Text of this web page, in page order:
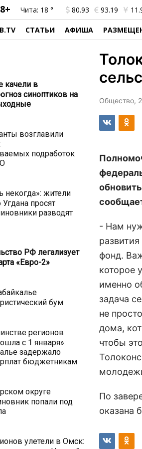
Чита: 18 ° 80.93 93.19
СТАТЬИ АФИША
качели в
синоптиков на
возглавили
подработок
некогда»: жители
просят
разводят
РФ легализует
«Евро-2»
бум
регионов
с 1 января»:
задержало
бюджетникам
округе
попали под
улетели в Омск:
Общество,
- Нам
фонд.
которое
именно
задача
не
дома,
чтобы
По
оказана